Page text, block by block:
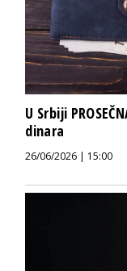
U Srbiji
dinara
26/06/2026 | 15:00